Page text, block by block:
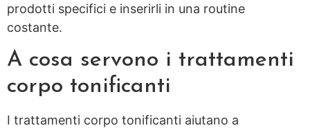
prodotti specifici e inserirli in una routine
costante.
A cosa servono i trattamenti
corpo tonificanti
I trattamenti corpo tonificanti aiutano a